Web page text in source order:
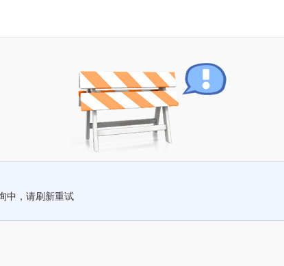
中，请刷新重试